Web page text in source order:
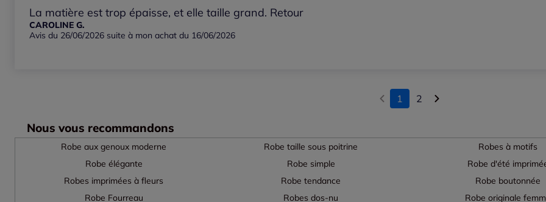
La matière est trop épaisse, et elle taille grand. Retour
CAROLINE G.
Avis du 26/06/2026 suite à mon achat du 16/06/2026
1 2
Nous vous recommandons
Robe aux genoux moderne
Robe élégante
Robes imprimées à fleurs
Robe Fourreau
Robe taille sous poitrine
Robe simple
Robe tendance
Robes dos-nu
Robes à motifs
Robe d'été
Robe boutonnée
Robe originale